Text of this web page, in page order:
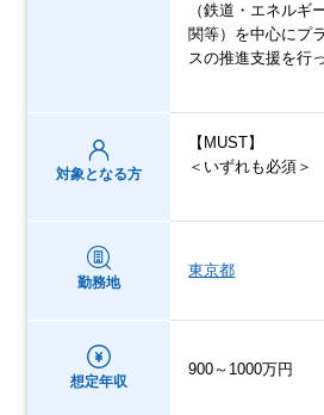
（鉄道・エネルギ
関等）を中心にプ
スの推進支援を行
対象となる方
【MUST】
＜いずれも必須＞
勤務地
東京都
想定年収
900～1000万円